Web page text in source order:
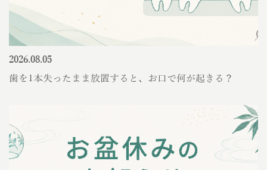
2026.08.05
歯を1本失ったまま放置すると、お口で何が起きる？